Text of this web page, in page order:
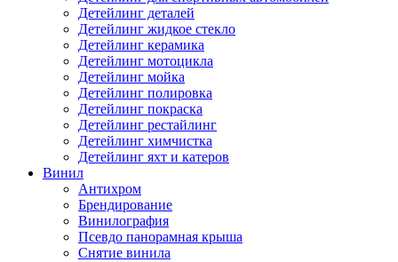
Детейлинг деталей
Детейлинг жидкое стекло
Детейлинг керамика
Детейлинг мотоцикла
Детейлинг мойка
Детейлинг полировка
Детейлинг покраска
Детейлинг рестайлинг
Детейлинг химчистка
Детейлинг яхт и катеров
Винил
Антихром
Брендирование
Винилография
Псевдо панорамная крыша
Снятие винила